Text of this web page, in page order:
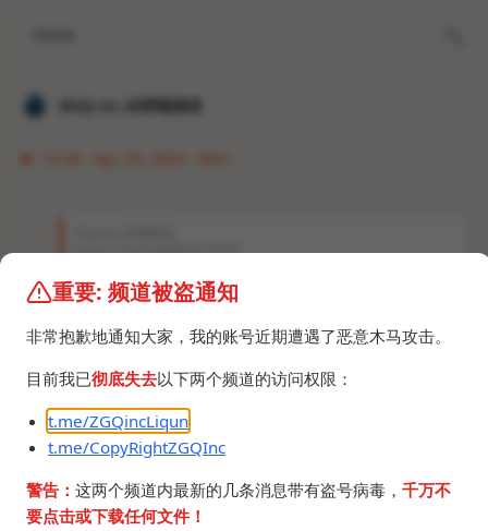
𝐙𝐆𝐐 ɪɴᴄ.的唠嗑频道
https://t.me/GodlyNews1/8140
https://t.me/GodlyNews1/8550
重要: 频道被盗通知
非常抱歉地通知大家，我的账号近期遭遇了恶意木马攻击。
目前我已彻底失去以下两个频道的访问权限：
t.me/ZGQincLiqun
t.me/CopyRightZGQInc
警告： 这两个频道内最新的几条消息带有盗号病毒， 千万不
要点击或下载任何文件！